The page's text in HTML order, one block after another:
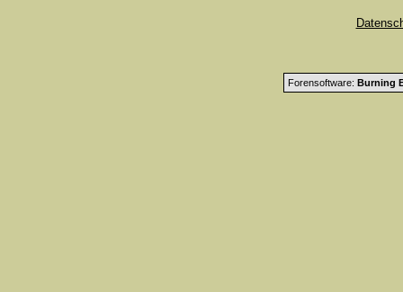
Forensoftware: Burning